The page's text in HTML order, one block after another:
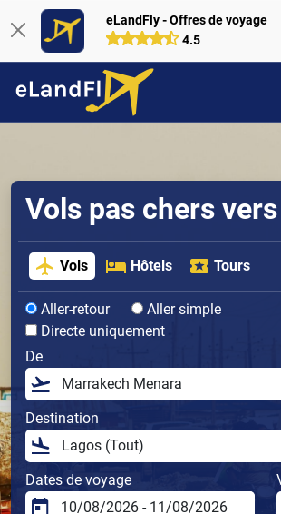
eLandFly - Offres de voyage
4.5
Vols pas chers
Vols Hôtels Tours
Aller-retour
Aller simple
Directe uniquement
De
Destination
Dates de voyage